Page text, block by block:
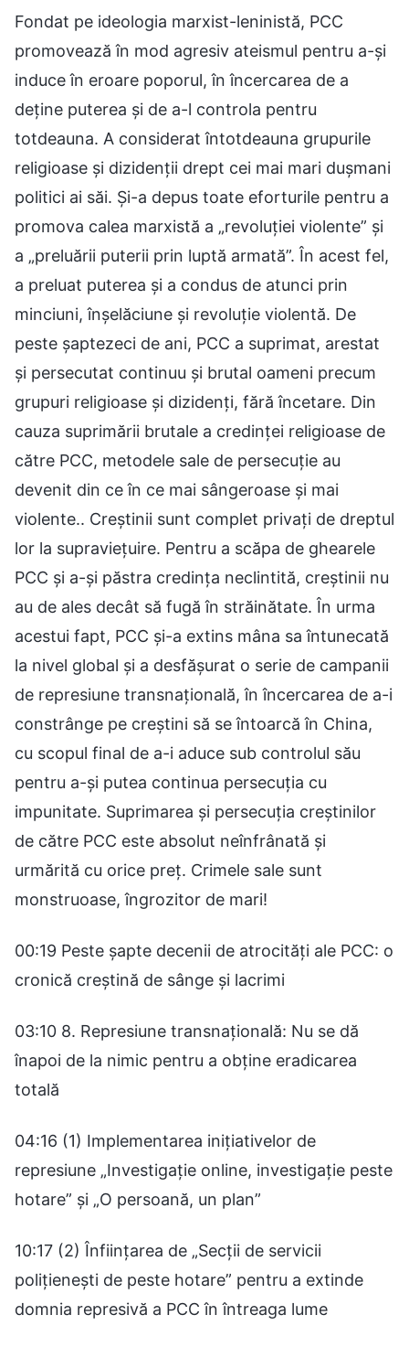
Fondat pe ideologia marxist-leninistă, PCC
promovează în mod agresiv ateismul pentru a-și
induce în eroare poporul, în încercarea de a
deține puterea și de a-l controla pentru
totdeauna. A considerat întotdeauna grupurile
religioase și dizidenții drept cei mai mari dușmani
politici ai săi. Și-a depus toate eforturile pentru a
promova calea marxistă a „revoluției violente” și
a „preluării puterii prin luptă armată”. În acest fel,
a preluat puterea și a condus de atunci prin
minciuni, înșelăciune și revoluție violentă. De
peste șaptezeci de ani, PCC a suprimat, arestat
și persecutat continuu și brutal oameni precum
grupuri religioase și dizidenți, fără încetare. Din
cauza suprimării brutale a credinței religioase de
către PCC, metodele sale de persecuție au
devenit din ce în ce mai sângeroase și mai
violente.. Creștinii sunt complet privați de dreptul
lor la supraviețuire. Pentru a scăpa de ghearele
PCC și a-și păstra credința neclintită, creștinii nu
au de ales decât să fugă în străinătate. În urma
acestui fapt, PCC și-a extins mâna sa întunecată
la nivel global și a desfășurat o serie de campanii
de represiune transnațională, în încercarea de a-i
constrânge pe creștini să se întoarcă în China,
cu scopul final de a-i aduce sub controlul său
pentru a-și putea continua persecuția cu
impunitate. Suprimarea și persecuția creștinilor
de către PCC este absolut neînfrânată și
urmărită cu orice preț. Crimele sale sunt
monstruoase, îngrozitor de mari!
00:19 Peste șapte decenii de atrocități ale PCC: o
cronică creștină de sânge și lacrimi
03:10 8. Represiune transnațională: Nu se dă
înapoi de la nimic pentru a obține eradicarea
totală
04:16 (1) Implementarea inițiativelor de
represiune „Investigație online, investigație peste
hotare” și „O persoană, un plan”
10:17 (2) Înființarea de „Secții de servicii
polițienești de peste hotare” pentru a extinde
domnia represivă a PCC în întreaga lume